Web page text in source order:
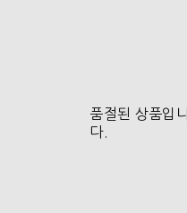
품절된 상품입니
다.